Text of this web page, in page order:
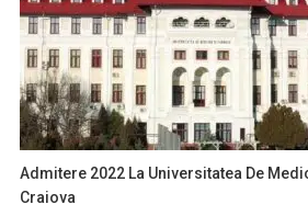
Admitere 2022 La Universitatea De
Craiova